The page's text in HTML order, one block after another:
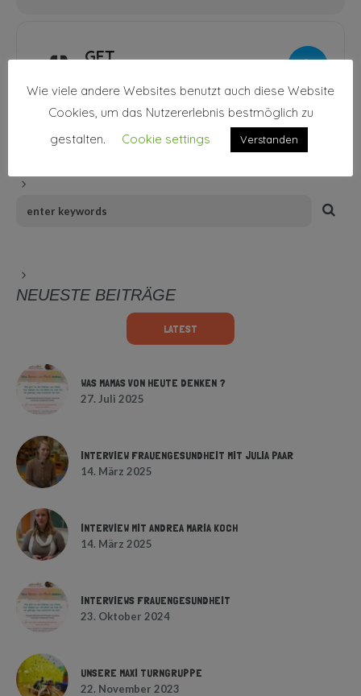
GET
NEUESTE BEITRÄGE
LATEST
WAS MAMAS VON HEUTE DENKEN ?
27. Juli 2025
INTERVIEW FRAUENGESUNDHEIT MIT JULIA PAAR
14. März 2025
INTERVIEW MIT ANDREA MARIA KOCH
14. März 2025
INTERVIEWS FRAUENGESUNDHEIT
23. Oktober 2024
UNSERE MAXI TURNGRUPPE
22. November 2023
Wie viele andere Websites benutzt auch diese Website
Cookies, um das Nutzererlebnis bestmöglich zu
gestalten.
Cookie settings Verstanden